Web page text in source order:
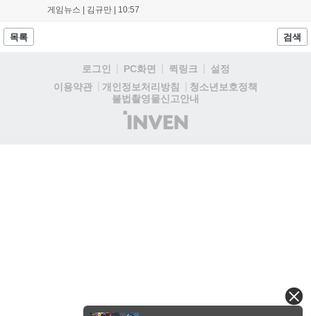
작을 제한 없이 체험할 수 있습니다. 일반 및 루키 부문 등 다양한 인디게
세계 누구나 참여 가능한 이번 행사는 역대 최대 규모로 열려 인디게임
게임뉴스 | 김규만 10:57
목록 검색
로그인 PC화면 퀵링크
설정
이용약관
개인정보처리방침
청소년보호정책
불법촬영물신고안내
(주)
인